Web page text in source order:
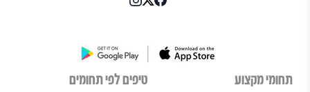
תחומי מקצוע
טיפים לפי תחומים